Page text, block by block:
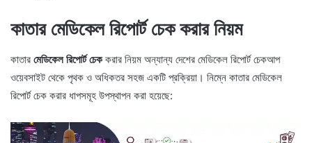
কাতার মেডিকেল রিপোর্ট চেক করার নিয়ম
কাতার মেডিকেল রিপোর্ট চেককরার নিয়ম অন্যান্য দেশের মেডিকেল রিপোর্ট চেকআপ
ওয়েবসাইট থেকে পৃথক ও অধিকতর সহজ একটি প্রক্রিয়া। নিম্নে কাতার মেডিকেল
রিপোর্ট চেক করার ধাপসমূহ উপস্থাপন করা হয়েছে: